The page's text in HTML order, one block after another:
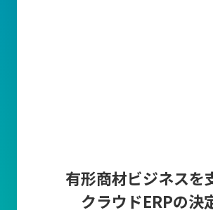
有形商材ビジネスを
クラウドERPの決